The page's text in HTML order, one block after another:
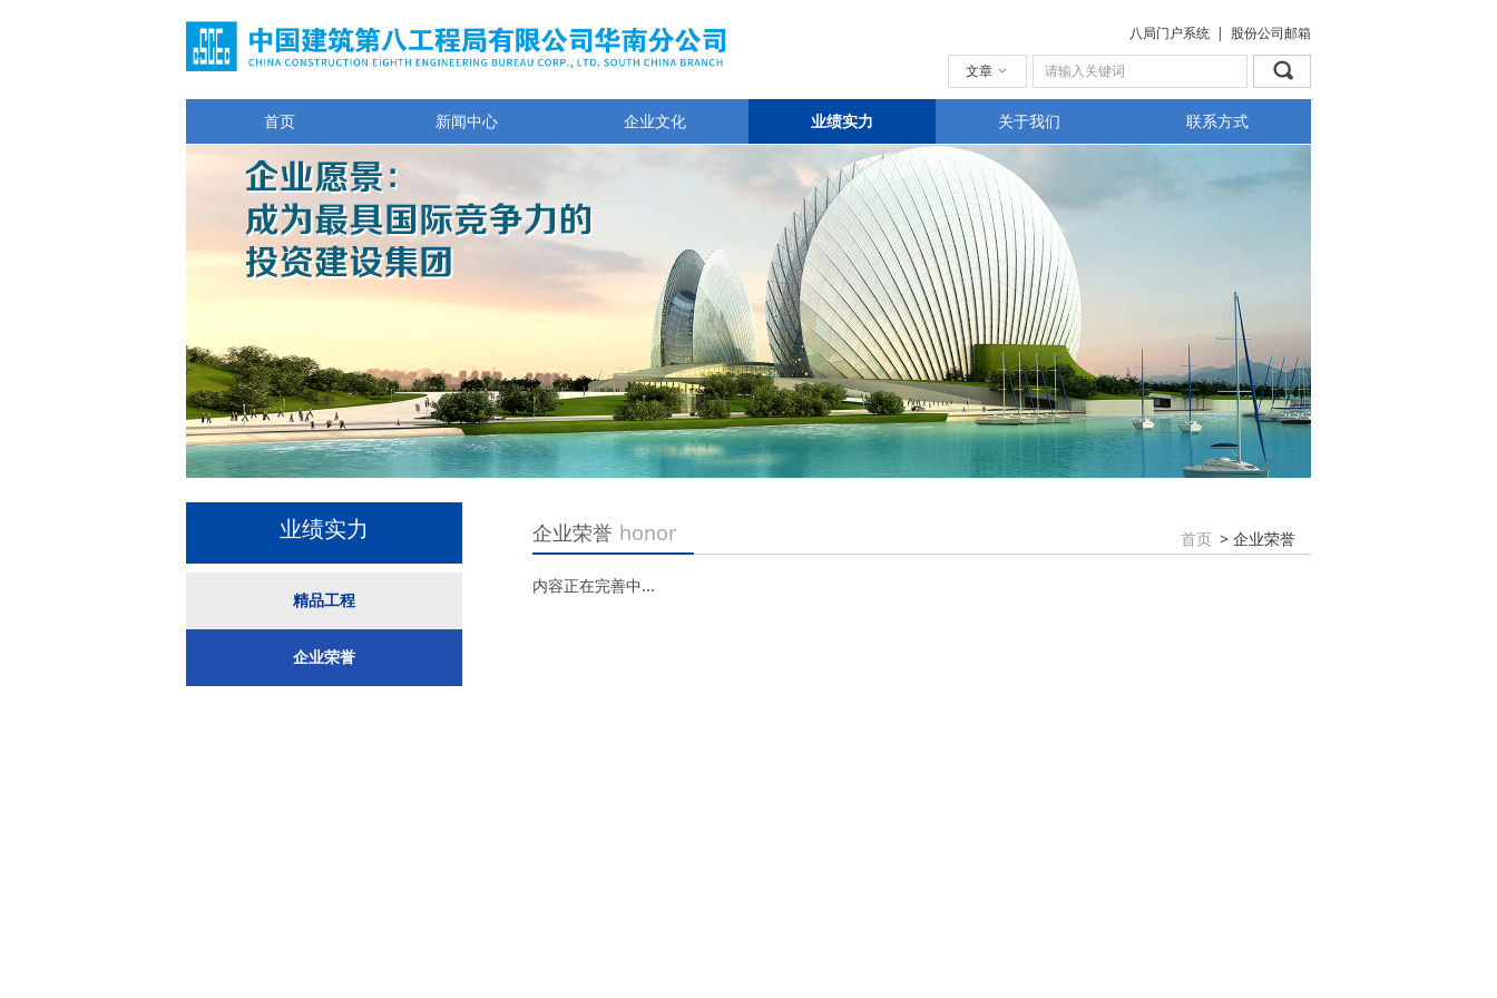
八局门户系统 | 股份公司邮箱
끠
文章 ꀁ
首页 新闻中心 企业文化 业绩实力 关于我们 联系方式
业绩实力
精品工程
精品工程
企业荣誉
企业荣誉 honor > 企业荣誉
首页
内容正在完善中...